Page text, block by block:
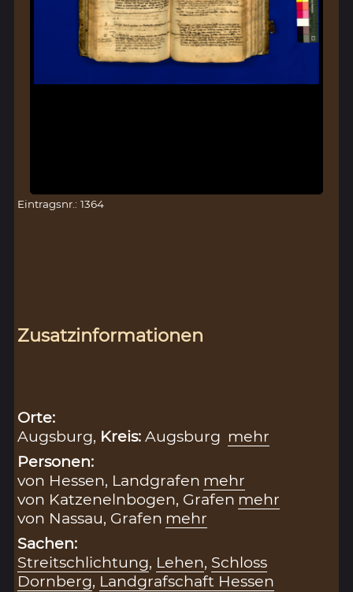
Eintragsnr.: 1364
Zusatzinformationen
Orte:
Augsburg, Kreis:Augsburg mehr
Personen:
von Hessen, Landgrafen mehr
von Katzenelnbogen, Grafen mehr
von Nassau, Grafen mehr
Sachen:
Streitschlichtung, Lehen, Schloss
Dornberg, Landgrafschaft Hessen